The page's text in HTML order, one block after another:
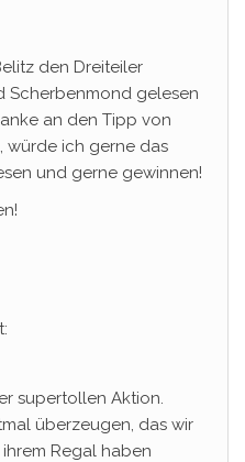
den Dreiteiler
Scherbenmond gelesen
an den Tipp von
würde ich gerne das
und gerne gewinnen!
supertollen Aktion.
überzeugen, das wir
Regal haben